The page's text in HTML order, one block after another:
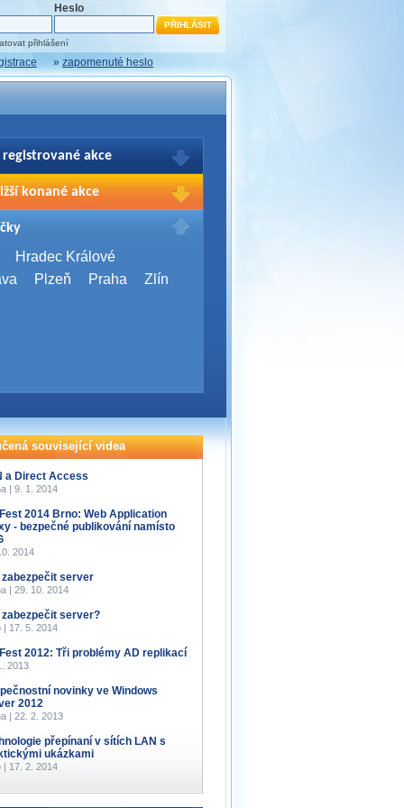
Heslo
přihlášení
» zapomenuté heslo
registrované akce
Vašich registrací na akce
přihlašte.
konané akce
2026
Brno
Server Bootcamp 2026
Hradec Králové
Plzeň Praha Zlín
související videa
a Direct Access
| 9. 1. 2014
2014 Brno: Web Application
- bezpečné publikování namísto
2014
server
| 29. 10. 2014
server?
| 17. 5. 2014
Fest 2012: Tři problémy AD replikací
2013
novinky ve Windows
2012
| 22. 2. 2013
přepínaní v sítích LAN s
ukázkami
| 17. 2. 2014